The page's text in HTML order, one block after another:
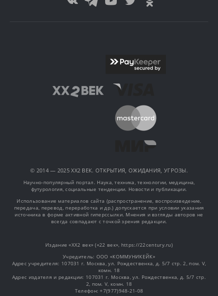
© 2014 — 2025 XX2 ВЕК. ОТКРЫТИЯ, ОЖИДАНИЯ, УГРОЗЫ.
Научно-популярный портал. Наука, техника, технологии, медицина,
футурология, социальные тенденции. Новости и публикации.
Использование материалов сайта (распространение, воспроизведение,
передача, перевод, переработка и др.) допускается при условии указания
источника в форме активной гиперссылки. Мнения и взгляды авторов не
всегда совпадают с точкой зрения редакции.
Издание «XX2 век» («22 век», https://22century.ru)
Учредитель: OOO «КОММУНИКЕЙК»
Адрес учредителя: 107031 г. Москва, ул. Рождественка, д. 5/7 стр. 2, пом. V,
комн. 18
Адрес издателя и редакции: 107031 г. Москва, ул. Рождественка, д. 5/7 стр.
2, пом. V, комн. 18
Телефон: +7(977)948-21-08